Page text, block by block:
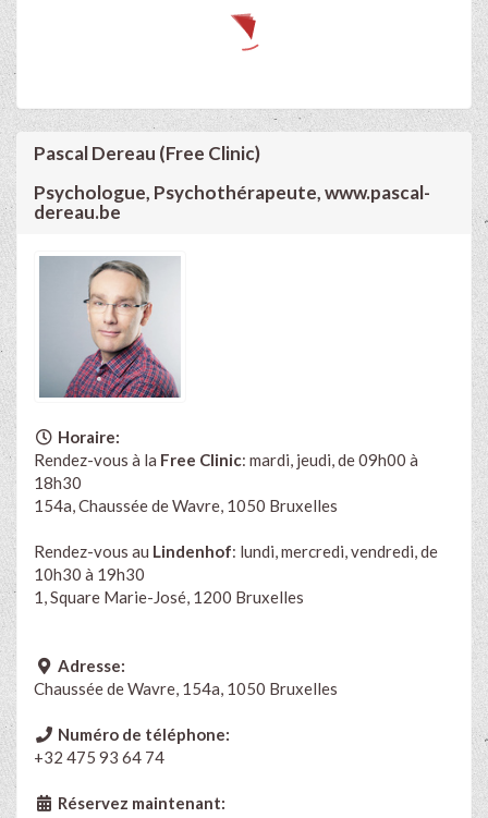
Pascal Dereau (Free Clinic)
Psychologue, Psychothérapeute, www.pascal-
dereau.be
Horaire:
Rendez-vous à la Free Clinic: mardi, jeudi, de 09h00 à
18h30
154a, Chaussée de Wavre, 1050 Bruxelles
Rendez-vous au Lindenhof: lundi, mercredi, vendredi, de
10h30 à 19h30
1, Square Marie-José, 1200 Bruxelles
Adresse:
Chaussée de Wavre, 154a, 1050 Bruxelles
Numéro de téléphone:
+32 475 93 64 74
Réservez maintenant: